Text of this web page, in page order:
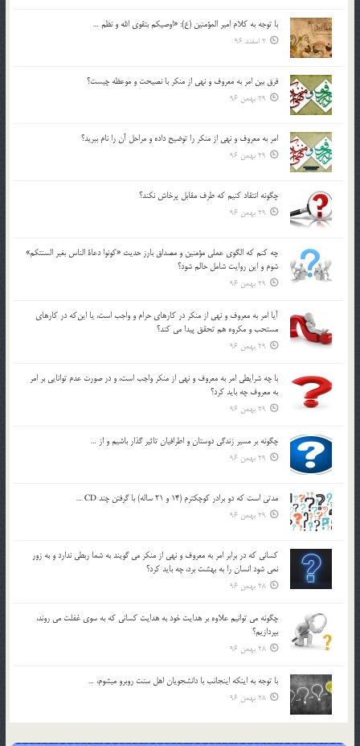
با توجه به كلام امير المؤمنين (ع): «اوصيكم بتقوي الله و نظم …
2 اسفند 96
فرق بين امر به معروف و نهي از منكر با نصيحت و موعظه چيست؟
29 بهمن 96
امر به معروف و نهي از منكر را توضيح داده و مراحل آن را نام ببريد؟
29 بهمن 96
چگونه انتقاد كنيم كه طرف مقابل پرخاش نكند؟
29 بهمن 96
چه كنم كه الگوي عملي مؤمنين و مصداق بارز حديث «كونوا دعاة الناس بغير السنتكم»
شوم و اين روايت شامل حالم شود؟
29 بهمن 96
آيا امر به معروف و نهي از منكر در كارهاي حرام و واجب است، يا اين‌كه در كارهاي
مستحب و مكروه هم تحقق پيدا مي كند؟
29 بهمن 96
با چه شرايطي امر به معروف و نهي از منکر واجب است، و در صورت عدم توانايي بر امر
به معروف چه بايد کرد؟
29 بهمن 96
چگونه بر مسير زندگي دوستان و اطرافيان تاثير گذار باشيم و از …
29 بهمن 96
مدتي است كه دو برادر كوچكترم (14 و 21 ساله) با گرفتن چند CD …
29 بهمن 96
كساني كه در برابر امر به معروف و نهي از منكر مي گويند به شما ربطي ندارد و به زور
نمي شود انسان را به بهشت برد، چه بايد كرد؟
28 بهمن 96
چگونه مي توانيم علاوه بر هدايت خود به هدايت كساني كه به سوي غفلت مي روند،
بپردازيم؟
28 بهمن 96
با توجه به اينكه اينجانب با دانشجويان اهل سنت روبرو مي‎شوم، …
28 بهمن 96